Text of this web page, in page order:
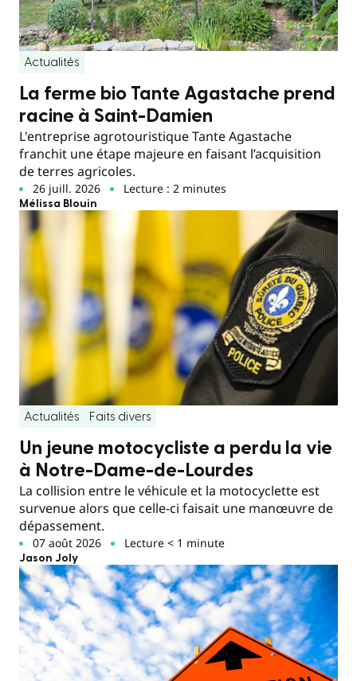
Actualités
La ferme bio Tante Agastache prend
racine à Saint-Damien
L'entreprise agrotouristique Tante Agastache
franchit une étape majeure en faisant l’acquisition
de terres agricoles.
26 juill. 2026 Lecture : 2 minutes
Mélissa Blouin
Actualités Faits divers
Un jeune motocycliste a perdu la vie
à Notre-Dame-de-Lourdes
La collision entre le véhicule et la motocyclette est
survenue alors que celle-ci faisait une manœuvre de
dépassement.
07 août 2026 Lecture < 1 minute
Jason Joly